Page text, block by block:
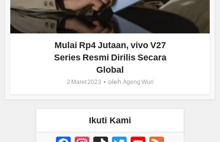
Mulai Rp4 Jutaan, vivo V27
Series Resmi Dirilis Secara
Global
2 Maret 2023 oleh Ageng Wuri
Ikuti Kami